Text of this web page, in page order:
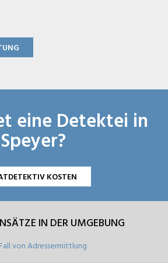
eine Detektei in
Speyer?
KOSTEN
IN DER UMGEBUNG
von Adressermittlung